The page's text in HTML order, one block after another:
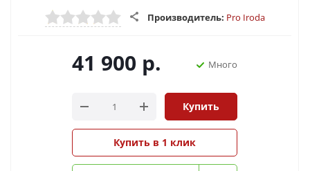
Производитель: Pro Iroda
41 900 р. Много
Купить
Купить в 1 клик